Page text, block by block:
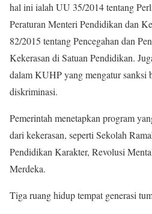
hal ini ialah UU 35/2014 tentang
Peraturan Menteri Pendidikan dan
82/2015 tentang Pencegahan dan
Kekerasan di Satuan Pendidikan.
dalam KUHP yang mengatur sanksi
diskriminasi.
Pemerintah menetapkan program
dari kekerasan, seperti Sekolah
Pendidikan Karakter, Revolusi
Merdeka.
Tiga ruang hidup tempat generasi